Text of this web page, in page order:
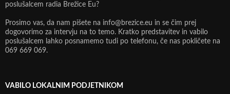
poslušalcem radia Brežice Eu?
Prosimo vas, da nam pišete na info@brezice.eu in se čim prej
dogovorimo za intervju na to temo. Kratko predstavitev in vabilo
poslušalcem lahko posnamemo tudi po telefonu, če nas pokličete na
069 669 069.
VABILO LOKALNIM PODJETNIKOM